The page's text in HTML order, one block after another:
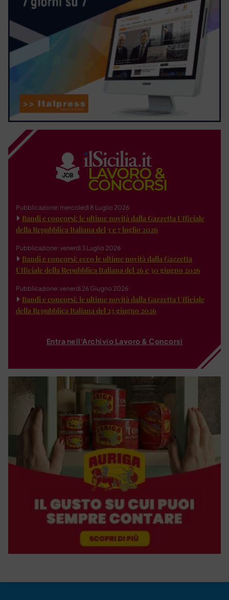
Pubblicazione: mercoledì 8 Luglio 2026
Bandi e concorsi: le ultime novità dalla Gazzetta Ufficiale
della Repubblica Italiana del 3 e 7 luglio 2026
Pubblicazione: venerdì 3 Luglio 2026
Bandi e concorsi: ecco le ultime novità dalla Gazzetta
Ufficiale della Repubblica Italiana del 26 e 30 giugno 2026
Pubblicazione: venerdì 26 Giugno 2026
Bandi e concorsi: le ultime novità dalla Gazzetta Ufficiale
della Repubblica Italiana del 23 giugno 2026
Entra nell'Archivio Lavoro & Concorsi